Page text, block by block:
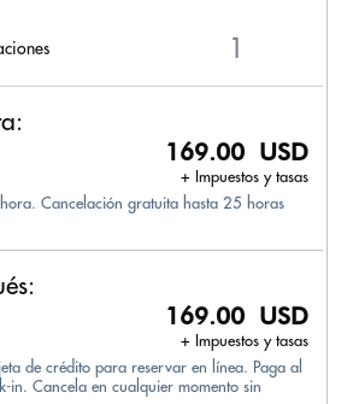
169.00 USD
+ Impuestos y tasas
Cancelación gratuita hasta 25 horas
169.00 USD
+ Impuestos y tasas
de crédito para reservar en línea. Paga al
in. Cancela en cualquier momento sin